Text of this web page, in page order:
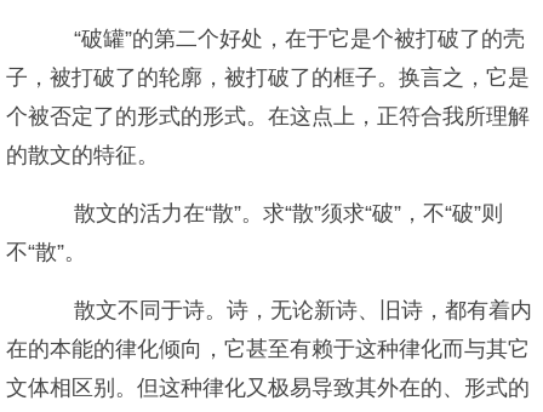
“破罐”的第二个好处，在于它是个被打破了的壳
子，被打破了的轮廓，被打破了的框子。换言之，它是
个被否定了的形式的形式。在这点上，正符合我所理解
的散文的特征。
散文的活力在“散”。求“散”须求“破”，不“破”则
不“散”。
散文不同于诗。诗，无论新诗、旧诗，都有着内
在的本能的律化倾向，它甚至有赖于这种律化而与其它
文体相区别。但这种律化又极易导致其外在的、形式的